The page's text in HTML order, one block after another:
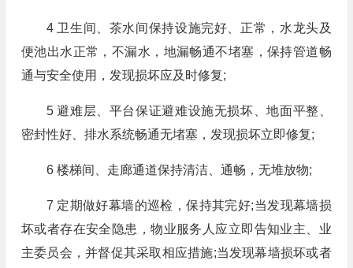
4 卫生间、茶水间保持设施完好、正常，水龙头及
便池出水正常，不漏水，地漏畅通不堵塞，保持管道畅
通与安全使用，发现损坏应及时修复;
5 避难层、平台保证避难设施无损坏、地面平整、
密封性好、排水系统畅通无堵塞，发现损坏立即修复;
6 楼梯间、走廊通道保持清洁、通畅，无堆放物;
7 定期做好幕墙的巡检，保持其完好;当发现幕墙损
坏或者存在安全隐患，物业服务人应立即告知业主、业
主委员会，并督促其采取相应措施;当发现幕墙损坏或者